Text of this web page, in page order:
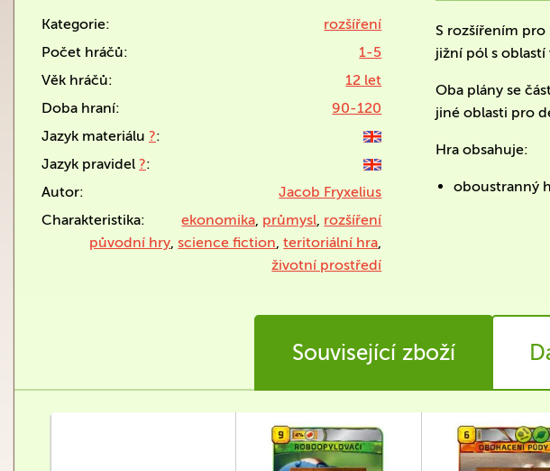
Kategorie:
rozšíření
Počet hráčů:
1-5
Věk hráčů:
12 let
Doba hraní:
90-120
Jazyk materiálu ?:
Jazyk pravidel ?:
Autor:
Jacob Fryxelius
Charakteristika:
ekonomika, průmysl, rozšíření
původní hry,science fiction,teritoriální hra,
životní prostředí
S rozšířením
jižní pól s
Oba plány se
jiné oblasti pro
Hra obsahuje:
oboustranný
Související zboží